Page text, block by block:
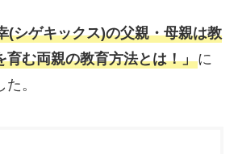
(シゲキックス)の父親・母親は教
育む両親の教育方法とは！」に
。